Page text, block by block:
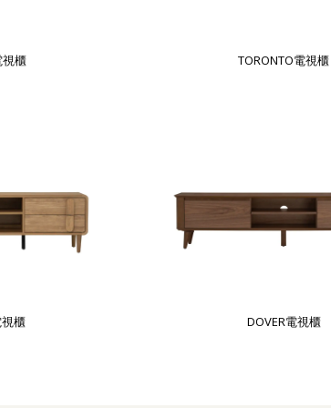
視櫃 TORONTO電視櫃
櫃 DOVER電視櫃